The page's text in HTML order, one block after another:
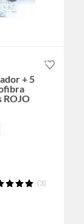
+ 5
ROJO
(3)